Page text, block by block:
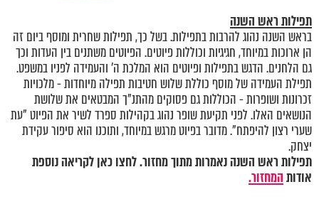
תפילות ראש השנה
בראש השנה נהוג להרבות בתפילות. בשל כך, תפילות שחרית ומוסף ביום זה
הן ארוכות במיוחד, חגיגיות וכוללות פיוטים. הפיוטים משתנים בין העדות וכך
גם הלחנים. הדגש בתפילות ופיוטים הוא המלכת ה' והעמידה לפניו במשפט.
תפילת העמידה של מוסף כוללת שלוש חטיבות תפילה מיוחדות - מלכויות
זכרונות ושופרות - הכוללות גם פסוקים מהתנ"ך המבטאים את שלושת
הנושאים האלו. לפני תקיעת שופר נהוג בקהילות ספרד לשיר את הפיוט "עת
שערי רצון להיפתח". מדובר בפיוט מרגש במיוחד, ותוכנו הוא סיפור עקידת
יצחק.
תפילות ראש השנה נאמרות מתוך מחזור. לחצו כאן לקריאה נוספת
אודותהמחזור.